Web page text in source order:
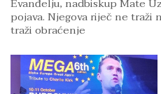
pojava. Njegova riječ ne
traži obraćenje